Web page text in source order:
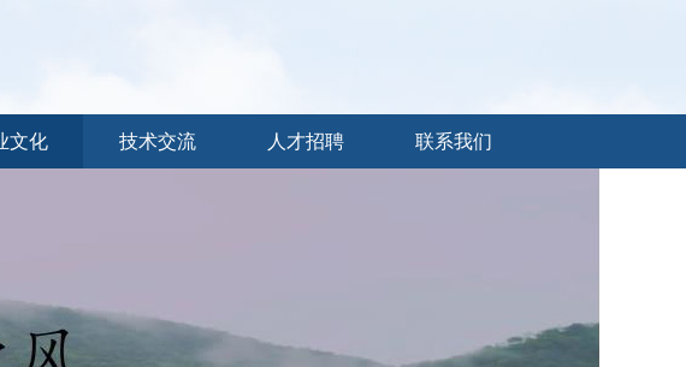
文化 技术交流 人才招聘 联系我们